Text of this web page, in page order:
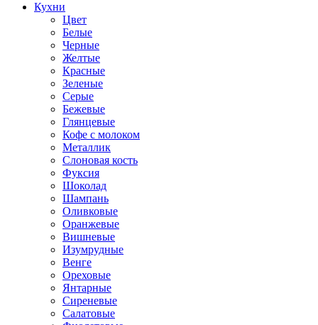
Кухни
Цвет
Белые
Черные
Желтые
Красные
Зеленые
Серые
Бежевые
Глянцевые
Кофе с молоком
Металлик
Слоновая кость
Фуксия
Шоколад
Шампань
Оливковые
Оранжевые
Вишневые
Изумрудные
Венге
Ореховые
Янтарные
Сиреневые
Салатовые